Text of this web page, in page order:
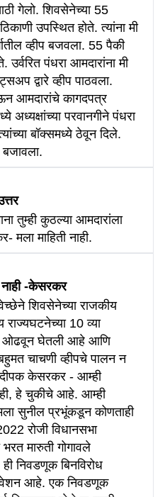
गेलो. शिवसेनेच्या 55
उपस्थित होते. त्यांना मी
व्हीप बजवला. 55 पैकी
पंधरा आमदारांना मी
द्वारे व्हीप पाठवला.
आमदारांचे कागदपत्र
अध्यक्षांच्या परवानगीने पंधरा
बॉक्समध्ये ठेवून दिले.
बजावला.
तुम्ही कुठल्या आमदारांला
माहिती नाही.
नाही -केसरकर
शिवसेनेच्या राजकीय
राज्यघटनेच्या 10 व्या
ओढवून घेतली आहे आणि
चाचणी व्हीपचे पालन न
केसरकर - आम्ही
हे चुकीचे आहे. आम्ही
सुनील प्रभूंकडून कोणताही
रोजी विधानसभा
मारुती गोगावले
निवडणूक बिनविरोध
आहे. एक निवडणूक